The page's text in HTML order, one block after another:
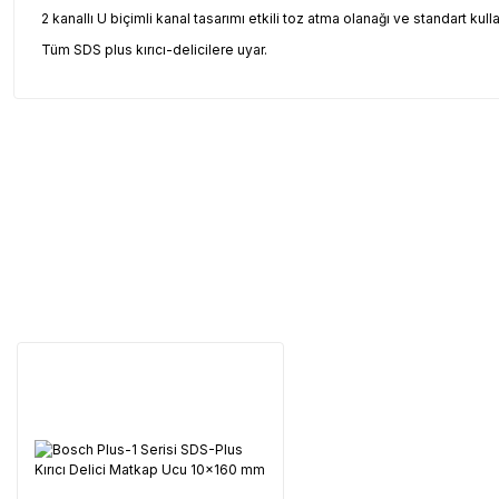
2 kanallı U biçimli kanal tasarımı etkili toz atma olanağı ve standart
Tüm SDS plus kırıcı-delicilere uyar.
Tüm